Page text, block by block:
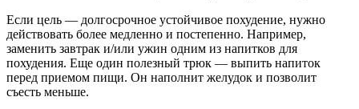
Если цель — долгосрочное устойчивое похудение, нужно
действовать более медленно и постепенно. Например,
заменить завтрак и/или ужин одним из напитков для
похудения. Еще один полезный трюк — выпить напиток
перед приемом пищи. Он наполнит желудок и позволит
съесть меньше.